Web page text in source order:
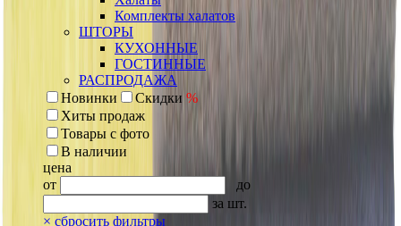
Комплекты халатов
ШТОРЫ
КУХОННЫЕ
ГОСТИННЫЕ
РАСПРОДАЖА
Новинки
Скидки %
Хиты продаж
Товары с фото
В наличии
цена
от
до
за шт.
× сбросить фильтры